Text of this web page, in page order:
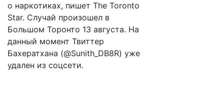
о наркотиках, пишет The Toronto
Star. Случай произошел в
Большом Торонто 13 августа. На
данный момент Твиттер
Бахератхана (@Sunith_DB8R) уже
удален из соцсети.